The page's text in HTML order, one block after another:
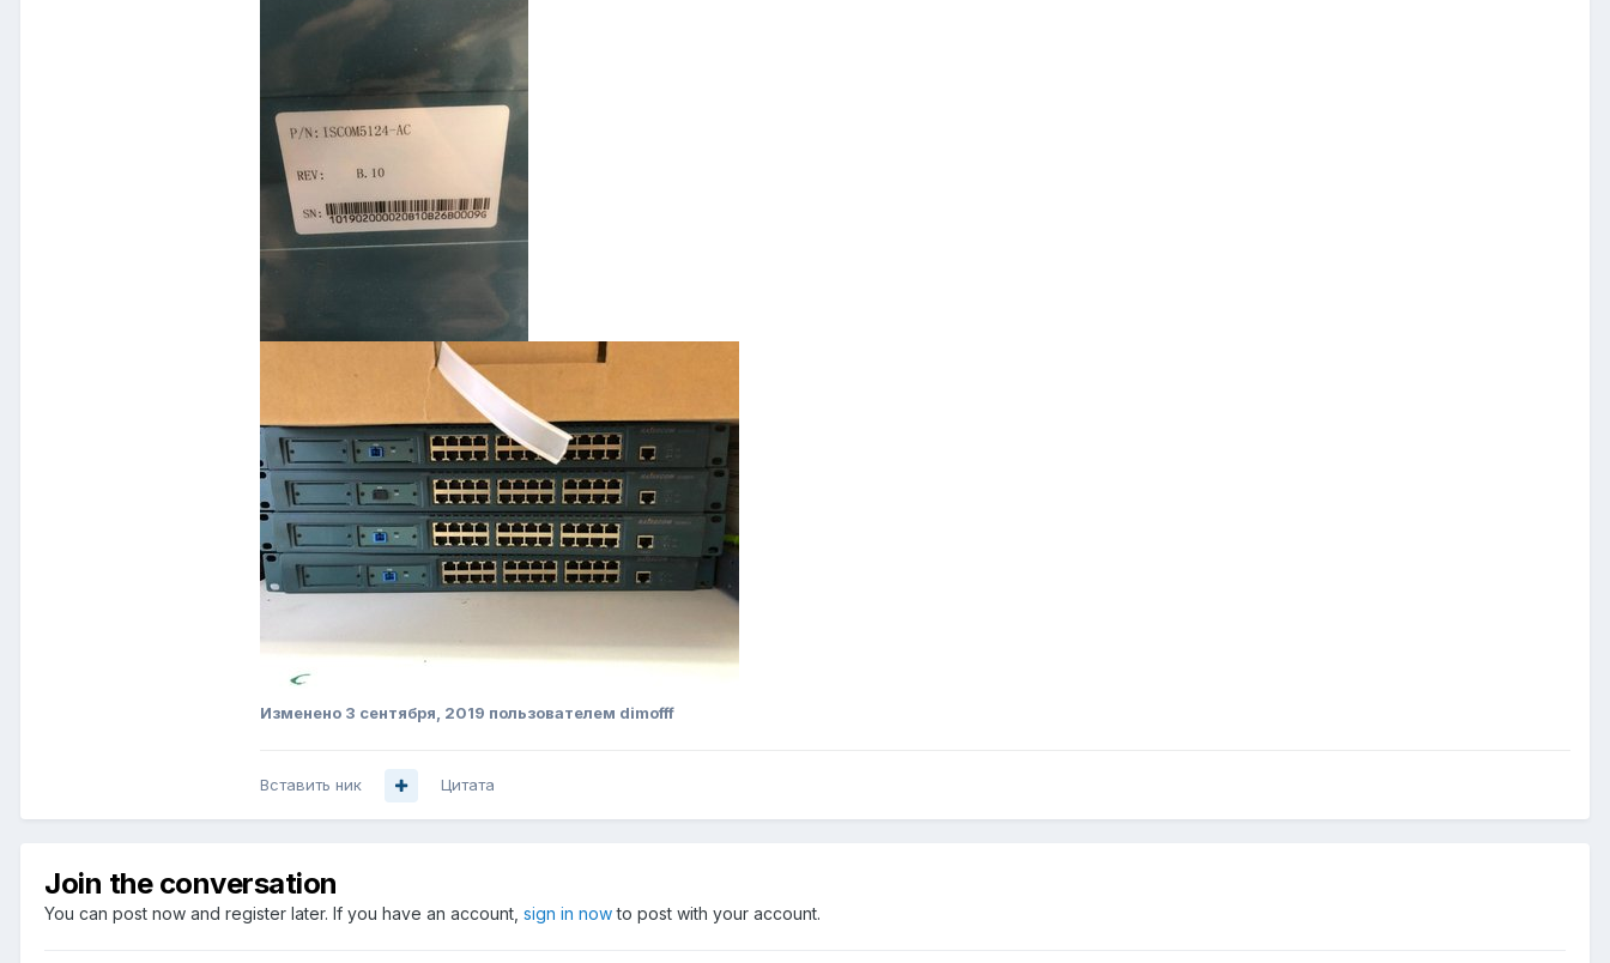
Изменено 3 сентября, 2019 пользователем dimofff
Вставить ник Цитата
Join the conversation
You can post now and register later. If you have an account, sign in nowto post with your account.